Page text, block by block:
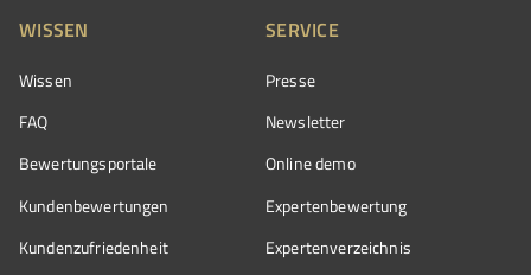
WISSEN
Wissen
FAQ
Bewertungsportale
Kundenbewertungen
Kundenzufriedenheit
SERVICE
Presse
Newsletter
Online demo
Expertenbewertung
Expertenverzeichnis